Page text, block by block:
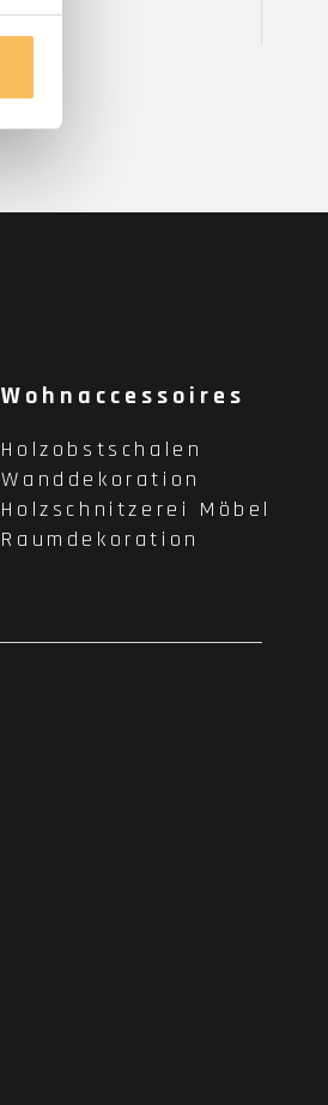
Wohnaccessoires
Holzobstschalen
Wanddekoration
Holzschnitzerei Möbel
Raumdekoration